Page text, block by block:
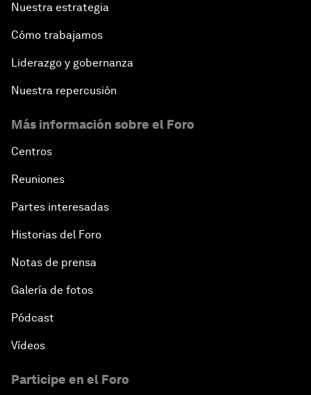
Nuestra estrategia
Cómo trabajamos
Liderazgo y gobernanza
Nuestra repercusión
Más información sobre el Foro
Centros
Reuniones
Partes interesadas
Historias del Foro
Notas de prensa
Galería de fotos
Pódcast
Vídeos
Participe en el Foro